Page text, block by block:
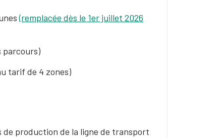
(remplacée dès le 1er juillet 2026
parcours)
tarif de 4 zones)
production de la ligne de transport